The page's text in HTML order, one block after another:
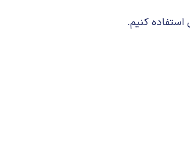
کنیم.